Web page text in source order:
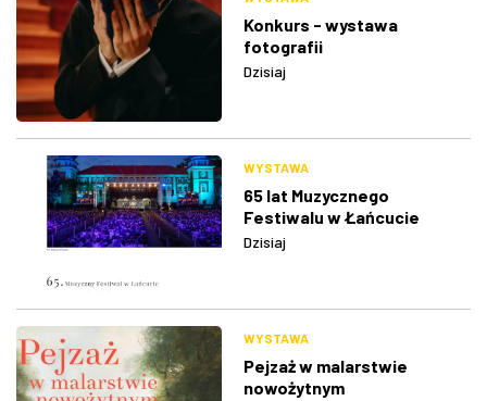
Konkurs - wystawa
fotografii
Dzisiaj
WYSTAWA
65 lat Muzycznego
Festiwalu w Łańcucie
Dzisiaj
WYSTAWA
Pejzaż w malarstwie
nowożytnym